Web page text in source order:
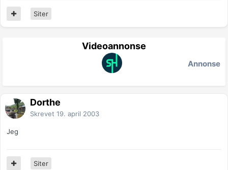
Siter
Videoannonse
Annonse
Dorthe
Skrevet 19. april 2003
Jeg
Siter